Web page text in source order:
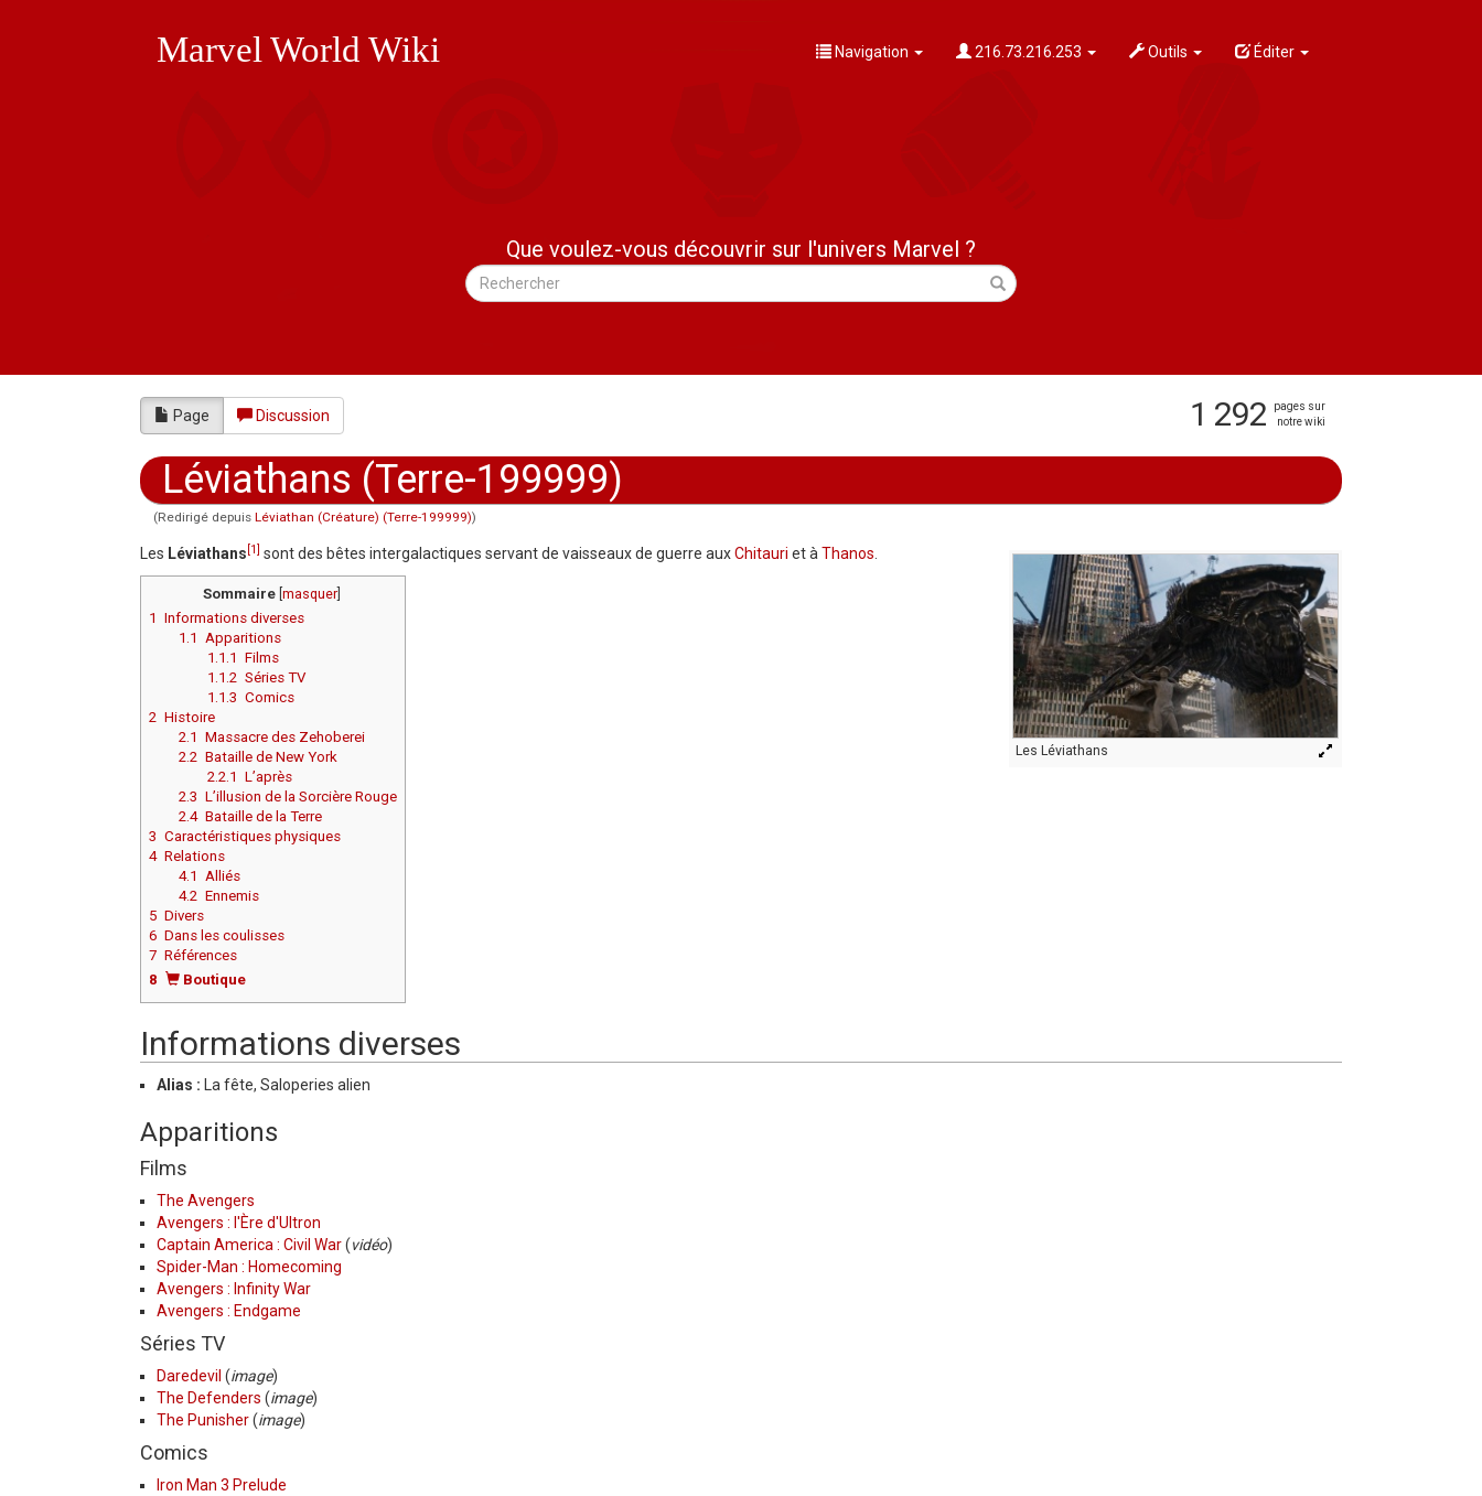
Marvel World Wiki Navigation 216.73.216.253 Outils Éditer
Que voulez-vous découvrir sur l'univers Marvel ?
Page Discussion 1 292
pages sur
notre wiki
Léviathans (Terre-199999)
(Redirigé depuis Léviathan (Créature) (Terre-199999))
Les Léviathans
Les Léviathans [1] sont des bêtes intergalactiques servant de vaisseaux de guerre auxChitauri et à Thanos
Sommaire[ masquer]
1 Informations diverses
1.1 Apparitions
1.1.1
Films
1.1.2 Séries TV
1.1.3 Comics
2 Histoire
2.1 Massacre des Zehoberei
2.2 Bataille de New York
2.2.1
L’après
2.3 L’illusion de la Sorcière Rouge
2.4 Bataille de la Terre
3 Caractéristiques physiques
4 Relations
4.1 Alliés
4.2 Ennemis
5 Divers
6 Dans les coulisses
7 Références
8
Boutique
Informations diverses
Alias : La fête, Saloperies alien
Apparitions
Films
The Avengers
Avengers : l'Ère d'Ultron
Captain America : Civil War(vidéo)
Spider-Man : Homecoming
Avengers : Infinity War
Avengers : Endgame
Séries TV
Daredevil (image)
The Defenders (image)
The Punisher(image)
Comics
Iron Man 3 Prelude